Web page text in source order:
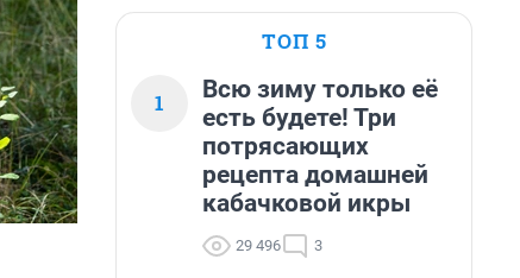
ТОП 5
1
Всю зиму только её
есть будете! Три
потрясающих
рецепта домашней
кабачковой икры
29 496 3